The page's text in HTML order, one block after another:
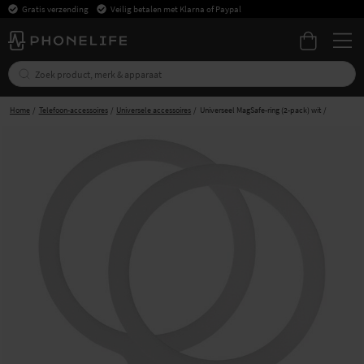
Gratis verzending Veilig betalen met Klarna of Paypal
Home Telefoon-accessoires Universele accessoires Universeel MagSafe-ring (2-pack) wit